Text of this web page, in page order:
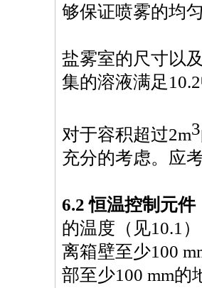
够保证喷雾的均
盐雾室的尺寸以
集的溶液满足
对于容积超过2m3
充分的考虑。应
6.2恒温控制元件
的温度（见10.1
离箱壁至少100
部至少100 mm的